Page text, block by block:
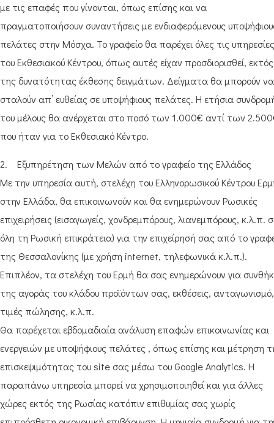
με τις επαφές που γίνονται, όπως επίσης και να
πραγματοποιήσουν συναντήσεις με ενδιαφερόμενους
πελάτες στην Μόσχα. Το γραφείο θα παρέχει όλες τις υπηρεσίες
του Εκθεσιακού Κέντρου, όπως αυτές είχαν προσδιορισθεί, εκτός
της δυνατότητας έκθεσης δειγμάτων. Δείγματα θα μπορούν να
σταλούν απ’ ευθείας σε υποψήφιους πελάτες. Η ετήσια
του μέλους θα ανέρχεται στο ποσό των 1.000€ αντί των
που ήταν για το Εκθεσιακό Κέντρο.
2. Εξυπηρέτηση των Μελών από το γραφείο της Ελλάδος
Με την υπηρεσία αυτή, στελέχη του Ελληνορωσικού Κέντρου
στην Ελλάδα, θα επικοινωνούν και θα ενημερώνουν Ρωσικές
επιχειρήσεις (εισαγωγείς, χονδρεμπόρους, λιανεμπόρους, κ.λ.π.
όλη τη Ρωσική επικράτεια) για την επιχείρησή σας από το
της Θεσσαλονίκης (με χρήση internet, τηλεφωνικά κ.λ.π.).
Επιπλέον, τα στελέχη του Ερμή θα σας ενημερώνουν για
της αγοράς του κλάδου προϊόντων σας, εκθέσεις, ανταγωνισμό,
τιμές πώλησης, κ.λ.π.
Θα παρέχεται εβδομαδιαία ανάλυση επαφών επικοινωνίας και
ενεργειών με υποψήφιους πελάτες , όπως επίσης και μέτρηση
επισκεψιμότητας του site σας μέσω του Google Analytics. Η
παραπάνω υπηρεσία μπορεί να χρησιμοποιηθεί και για άλλες
χώρες εκτός της Ρωσίας κατόπιν επιθυμίας σας χωρίς